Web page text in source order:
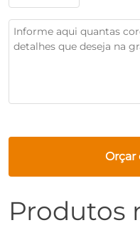
Produtos